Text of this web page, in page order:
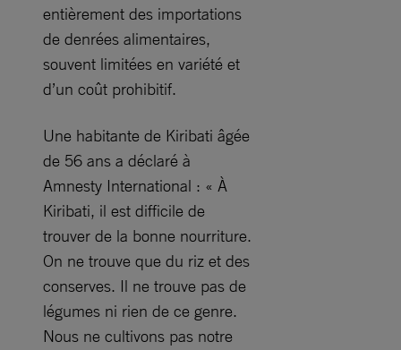
entièrement des importations
de denrées alimentaires,
souvent limitées en variété et
d’un coût prohibitif.
Une habitante de Kiribati âgée
de 56 ans a déclaré à
Amnesty International : « À
Kiribati, il est difficile de
trouver de la bonne nourriture.
On ne trouve que du riz et des
conserves. Il ne trouve pas de
légumes ni rien de ce genre.
Nous ne cultivons pas notre